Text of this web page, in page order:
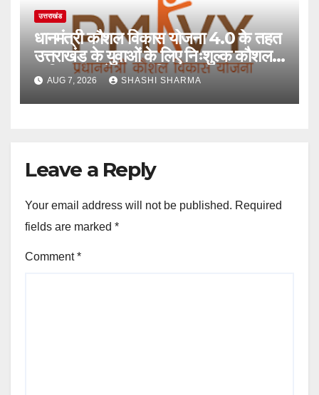
उत्तराखंड
धानमंत्री कौशल विकास योजना 4.0 के तहत
उत्तराखंड के युवाओं के लिए निःशुल्क कौशल
प्रशिक्षण, आवेदन आमंत्रित
AUG 7, 2026 SHASHI SHARMA
Leave a Reply
Your email address will not be published. Required
fields are marked *
Comment*